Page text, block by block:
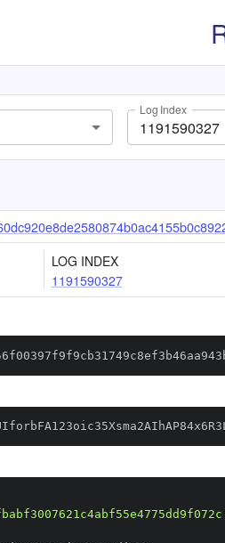
Log Index
LOG INDEX
1191590327